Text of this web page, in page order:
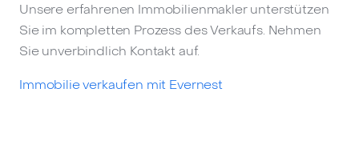
Unsere erfahrenen Immobilienmakler unterstützen
Sie im kompletten Prozess des Verkaufs. Nehmen
Sie unverbindlich Kontakt auf.
Immobilie verkaufen mit Evernest